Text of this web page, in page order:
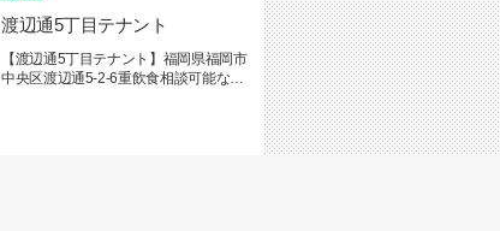
渡辺通5丁目テナント
【渡辺通5丁目テナント】福岡県福岡市
中央区渡辺通5-2-6重飲食相談可能な人